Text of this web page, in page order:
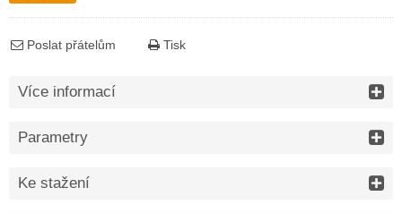
Poslat přátelům Tisk
Více informací
Parametry
Ke stažení